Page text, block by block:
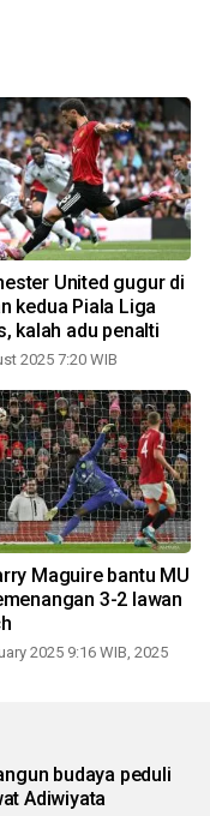
United gugur di
kedua Piala Liga
kalah adu penalti
2025 7:20 WIB
Maguire bantu MU
3-2 lawan
2025 9:16 WIB, 2025
budaya peduli
Adiwiyata